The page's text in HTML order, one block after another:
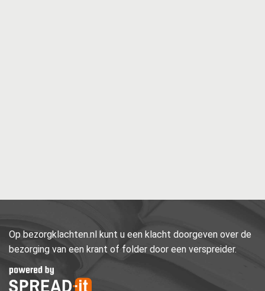
Op bezorgklachten.nl kunt u een klacht doorgeven over de
bezorging van een krant of folder door een verspreider.